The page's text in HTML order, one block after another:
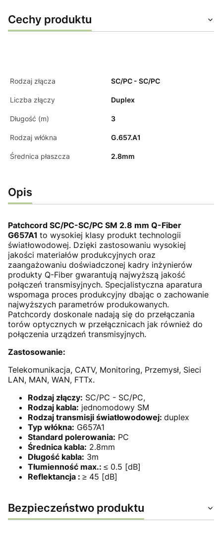
Cechy produktu
Rodzaj złącza SC/PC - SC/PC
Liczba złączy Duplex
Długość (m) 3
Rodzaj włókna G.657.A1
Średnica płaszcza 2.8mm
Opis
Patchcord SC/PC-SC/PC SM 2.8 mm Q-Fiber
G657A1 to wysokiej klasy produkt technologii
światłowodowej. Dzięki zastosowaniu wysokiej
jakości materiałów produkcyjnych oraz
zaangażowaniu doświadczonej kadry inżynierów
produkty Q-Fiber gwarantują najwyższą jakość
połączeń transmisyjnych. Specjalistyczna aparatura
wspomaga proces produkcyjny dbając o zachowanie
najwyższych parametrów produkowanych.
Patchcordy doskonale nadają się do przełączania
torów optycznych w przełącznicach jak również do
połączenia urządzeń transmisyjnych.
Zastosowanie:
Telekomunikacja, CATV, Monitoring, Przemysł, Sieci
LAN, MAN, WAN, FTTx.
Rodzaj złączy: SC/PC - SC/PC,
Rodzaj kabla: jednomodowy SM
Rodzaj transmisji światłowodowej: duplex
Typ włókna: G657A1
Standard polerowania: PC
Średnica kabla: 2.8mm
Długość kabla: 3m
Tłumienność max.: ≤ 0.5 [dB]
Reflektancja : ≥ 45 [dB]
Bezpieczeństwo produktu